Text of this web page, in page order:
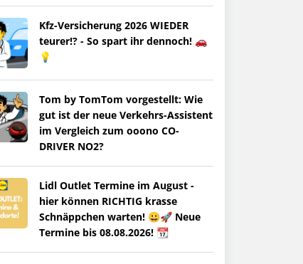
Kfz-Versicherung 2026 WIEDER
teurer!? - So spart ihr dennoch! 🚗
💡
Tom by TomTom vorgestellt: Wie
gut ist der neue Verkehrs-Assistent
im Vergleich zum ooono CO-
DRIVER NO2?
Lidl Outlet Termine im August -
hier können RICHTIG krasse
Schnäppchen warten! 😀🚀 Neue
Termine bis 08.08.2026! 📆